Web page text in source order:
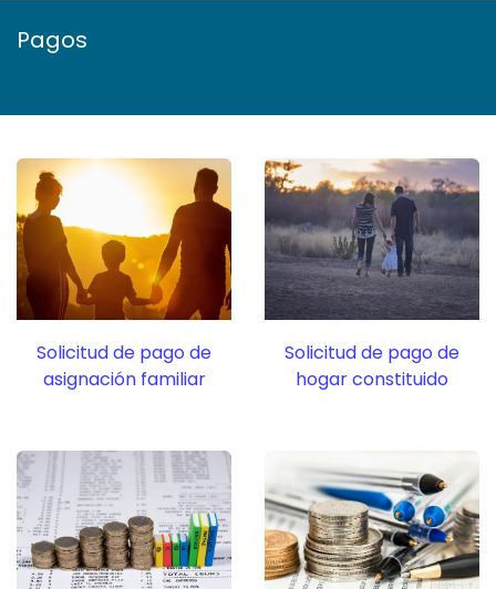
Pagos
Solicitud de pago de
asignación familiar
Solicitud de pago de
hogar constituido